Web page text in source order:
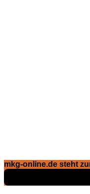
mkg-online.de steht